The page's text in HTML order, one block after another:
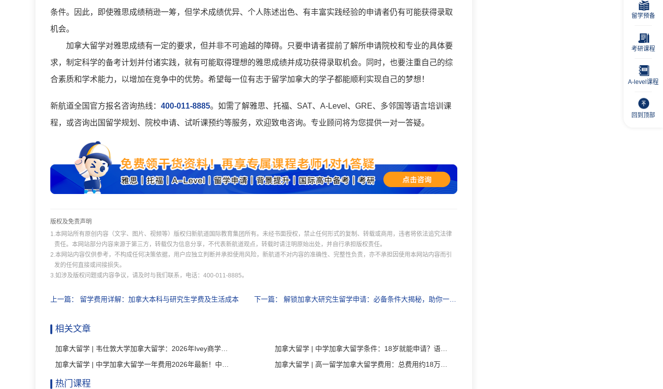
条件。因此，即使雅思成绩稍逊一筹，但学术成绩优异、个人陈述出色、有丰富实践经验的申请者仍有可能获得录取
机会。
加拿大留学对雅思成绩有一定的要求，但并非不可逾越的障碍。只要申请者提前了解所申请院校和专业的具体要
求，制定科学的备考计划并付诸实践，就有可能取得理想的雅思成绩并成功获得录取机会。同时，也要注重自己的综
合素质和学术能力，以增加在竞争中的优势。希望每一位有志于留学加拿大的学子都能顺利实现自己的梦想！
新航道全国官方报名咨询热线： 400-011-8885。如需了解雅思、托福、SAT、A-Level、GRE、多邻国等语言培训课
程，或咨询出国留学规划、院校申请、试听课预约等服务，欢迎致电咨询。专业顾问将为您提供一对一答疑。
版权及免责声明
1.本网站所有原创内容（文字、图片、视频等）版权归新航道国际教育集团所有。未经书面授权，禁止任何形式的复制、转载或商用，违者将依法追究法律
责任。本网站部分内容来源于第三方，转载仅为信息分享，不代表新航道观点，转载时请注明原始出处，并自行承担版权责任。
2.本网站内容仅供参考，不构成任何决策依据，用户应独立判断并承担使用风险，新航道不对内容的准确性、完整性负责，亦不承担因使用本网站内容而引
发的任何直接或间接损失。
3.如涉及版权问题或内容争议，请及时与我们联系，电话：400-011-8885。
上一篇： 留学费用详解：加拿大本科与研究生学费及生活成本 下一篇： 解锁加拿大研究生留学申请：必备条件大揭秘，助你一臂之力！
相关文章
热门课程
留学预备
考研课程
A-level课程
回到顶部
我已阅读并同意《用户服务条款及隐私政策》
首次登录自动注册账号 收不到验证码?